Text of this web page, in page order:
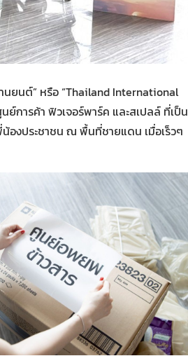
ยนต์” หรือ “Thailand International
การค้า ฟิวเจอร์พาร์ค และสเปลล์ ที่เป็น
องประชาชน ณ พื้นที่ชายแดน เมื่อเร็วๆ